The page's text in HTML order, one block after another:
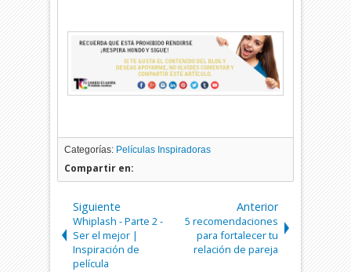
Categorías: Películas Inspiradoras
Compartir en:
Siguiente
Whiplash - Parte 2 -
Ser el mejor |
Inspiración de
película
Anterior
5 recomendaciones
para fortalecer tu
relación de pareja